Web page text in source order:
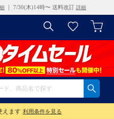
｜ 7/30(木)14時〜 送料改訂 詳細
えます 利用条件を見る